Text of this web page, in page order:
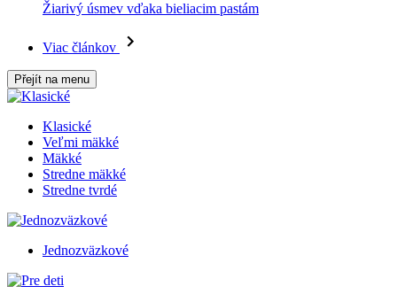
Žiarivý úsmev vďaka bieliacim pastám
Viac článkov
Přejít na menu
Klasické
Veľmi mäkké
Mäkké
Stredne mäkké
Stredne tvrdé
Jednozväzkové